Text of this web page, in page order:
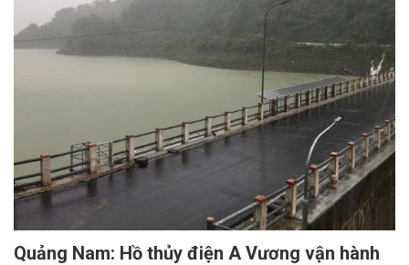
Quảng Nam: Hồ thủy điện A Vương vận hành